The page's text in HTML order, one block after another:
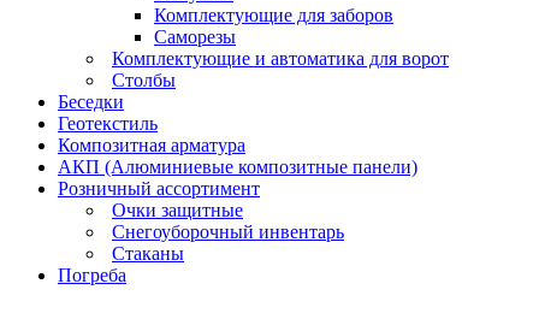
Комплектующие для заборов
Саморезы
Комплектующие и автоматика для ворот
Столбы
Беседки
Геотекстиль
Композитная арматура
АКП (Алюминиевые композитные панели)
Розничный ассортимент
Очки защитные
Снегоуборочный инвентарь
Стаканы
Погреба